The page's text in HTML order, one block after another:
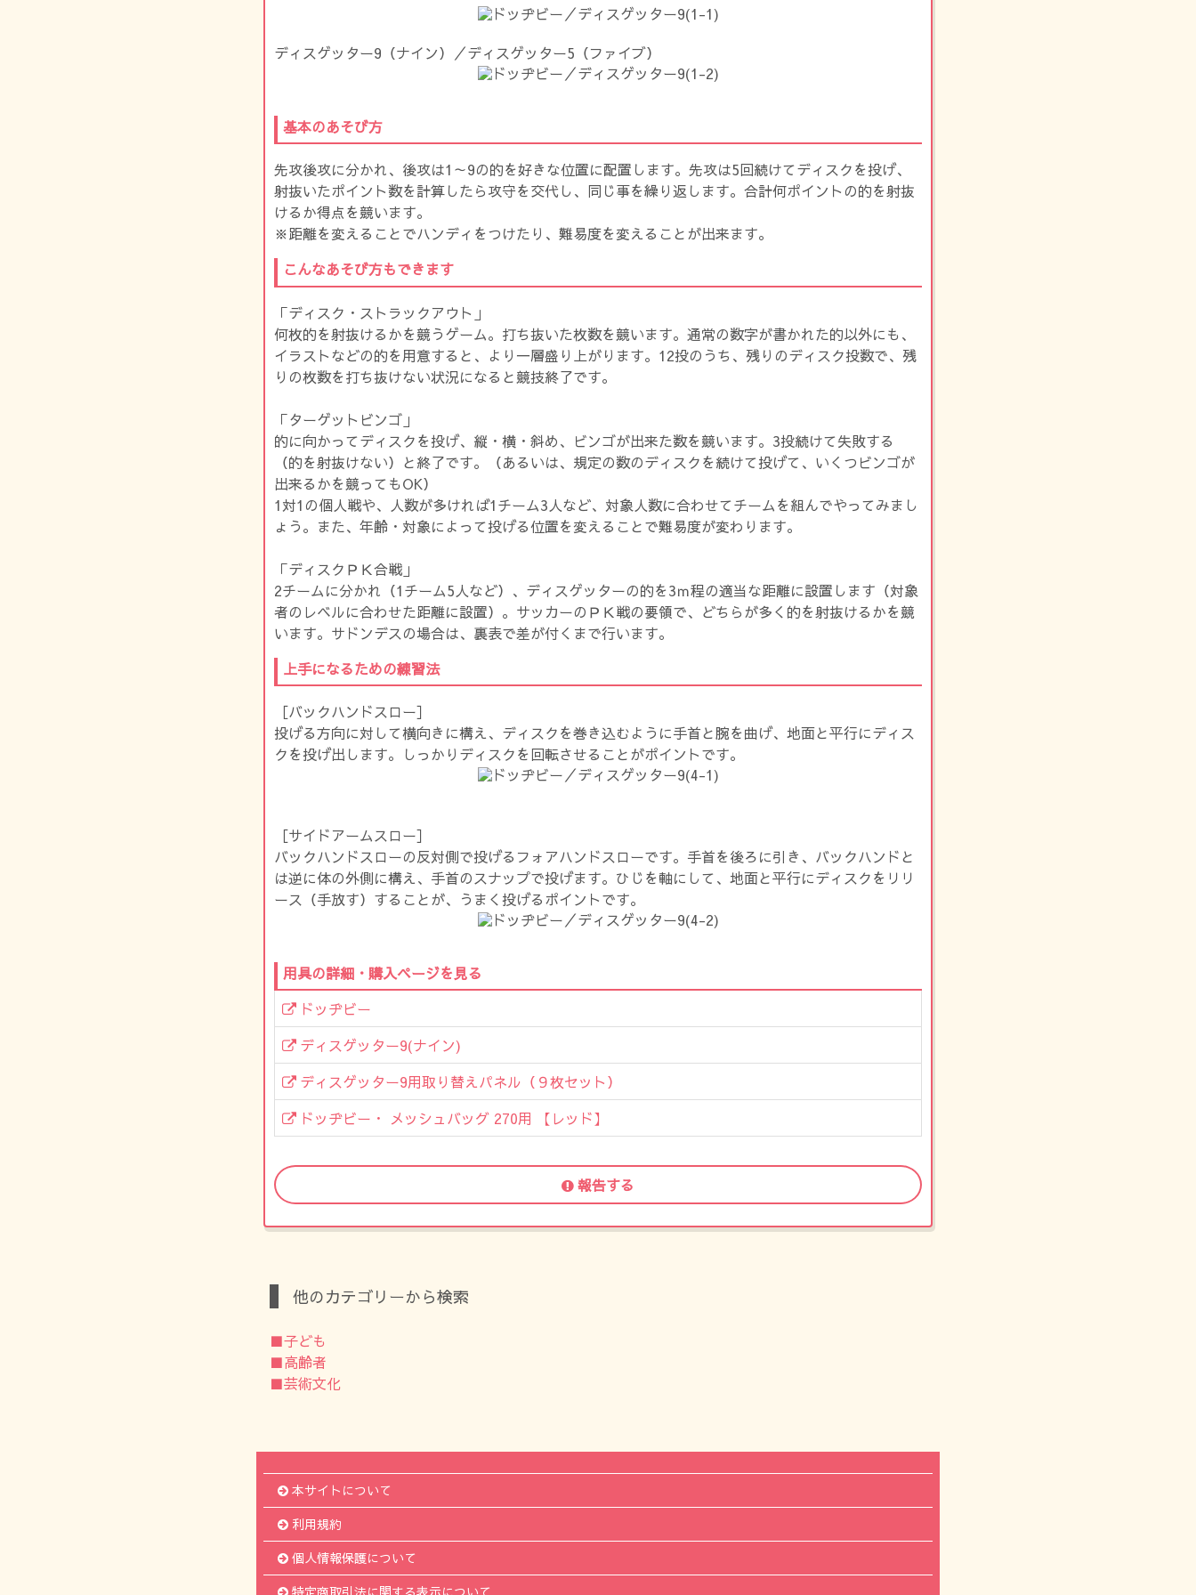
ディスゲッター9（ナイン）／ディスゲッター5（ファイブ）
基本のあそび方
先攻後攻に分かれ、後攻は1～9の的を好きな位置に配置します。先攻は5回続けてディスクを投げ、
射抜いたポイント数を計算したら攻守を交代し、同じ事を繰り返します。合計何ポイントの的を射抜
けるか得点を競います。
※距離を変えることでハンディをつけたり、難易度を変えることが出来ます。
こんなあそび方もできます
「ディスク・ストラックアウト」
何枚的を射抜けるかを競うゲーム。打ち抜いた枚数を競います。通常の数字が書かれた的以外にも、
イラストなどの的を用意すると、より一層盛り上がります。12投のうち、残りのディスク投数で、残
りの枚数を打ち抜けない状況になると競技終了です。
「ターゲットビンゴ」
的に向かってディスクを投げ、縦・横・斜め、ビンゴが出来た数を競います。3投続けて失敗する
（的を射抜けない）と終了です。（あるいは、規定の数のディスクを続けて投げて、いくつビンゴが
出来るかを競ってもOK）
1対1の個人戦や、人数が多ければ1チーム3人など、対象人数に合わせてチームを組んでやってみまし
ょう。また、年齢・対象によって投げる位置を変えることで難易度が変わります。
「ディスクＰＫ合戦」
2チームに分かれ（1チーム5人など）、ディスゲッターの的を3ｍ程の適当な距離に設置します（対象
者のレベルに合わせた距離に設置）。サッカーのＰＫ戦の要領で、どちらが多く的を射抜けるかを競
います。サドンデスの場合は、裏表で差が付くまで行います。
上手になるための練習法
［バックハンドスロー］
投げる方向に対して横向きに構え、ディスクを巻き込むように手首と腕を曲げ、地面と平行にディス
クを投げ出します。しっかりディスクを回転させることがポイントです。
［サイドアームスロー］
バックハンドスローの反対側で投げるフォアハンドスローです。手首を後ろに引き、バックハンドと
は逆に体の外側に構え、手首のスナップで投げます。ひじを軸にして、地面と平行にディスクをリリ
ース（手放す）することが、うまく投げるポイントです。
用具の詳細・購入ページを見る
ドッヂビー
ディスゲッター9(ナイン)
ディスゲッター9用取り替えパネル（９枚セット）
ドッヂビー・ メッシュバッグ 270用 【レッド】
報告する
他のカテゴリーから検索
■子ども
■高齢者
■芸術文化
本サイトについて
利用規約
個人情報保護について
特定商取引法に関する表示について